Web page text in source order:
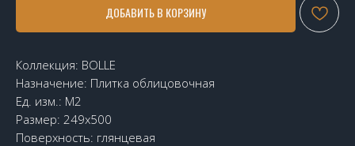
ДОБАВИТЬ В КОРЗИНУ
Коллекция: BOLLE
Назначение: Плитка облицовочная
Ед. изм.: М2
Размер: 249х500
Поверхность: глянцевая